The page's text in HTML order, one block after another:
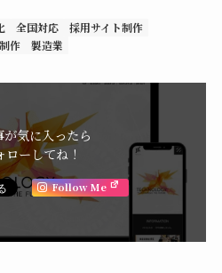
全国対応
採用サイト制作
作 製造業
が気に入ったら
ーしてね！
Follow Me